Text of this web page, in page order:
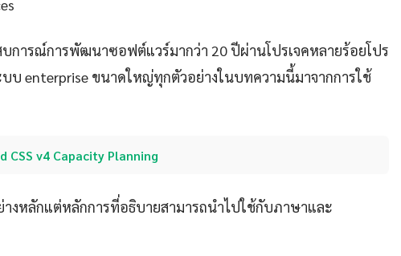
การณ์การพัฒนาซอฟต์แวร์มากว่า 20 ปีผ่านโปรเจคหลายร้อยโปร
บบ enterprise ขนาดใหญ่ทุกตัวอย่างในบทความนี้มาจากการใช้
CSS v4 Capacity Planning
างหลักแต่หลักการที่อธิบายสามารถนำไปใช้กับภาษาและ